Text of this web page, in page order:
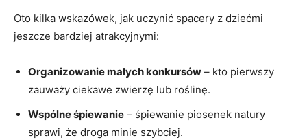
Oto kilka wskazówek, jak uczynić spacery z dziećmi
jeszcze bardziej atrakcyjnymi:
Organizowanie małych konkursów – kto pierwszy
zauważy ciekawe zwierzę lub roślinę.
Wspólne śpiewanie – śpiewanie piosenek natury
sprawi, że droga minie szybciej.